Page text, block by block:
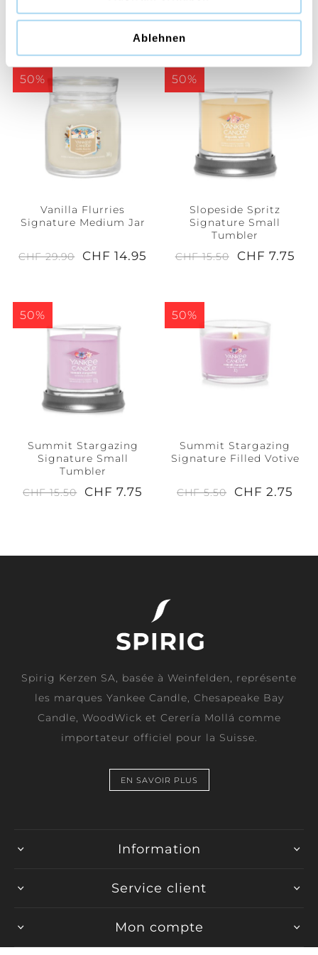
Ablehnen
CHF 29.90
CHF 14.95
CHF 29.90
CHF 14.95
50%
Vanilla Flurries
Signature Medium Jar
CHF 29.90 CHF 14.95
50%
Slopeside Spritz
Signature Small
Tumbler
CHF 15.50
CHF 7.75
50%
Summit Stargazing
Signature Small
Tumbler
CHF 15.50
CHF 7.75
50%
Summit Stargazing
Signature Filled Votive
CHF 5.50 CHF 2.75
Spirig Kerzen SA, basée à Weinfelden, représente
les marques Yankee Candle, Chesapeake Bay
Candle, WoodWick et Cerería Mollá comme
importateur officiel pour la Suisse.
EN SAVOIR PLUS
Information
Service client
Mon compte